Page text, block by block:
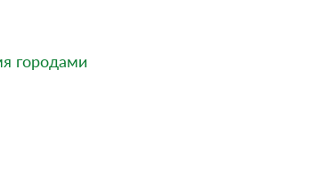
городами